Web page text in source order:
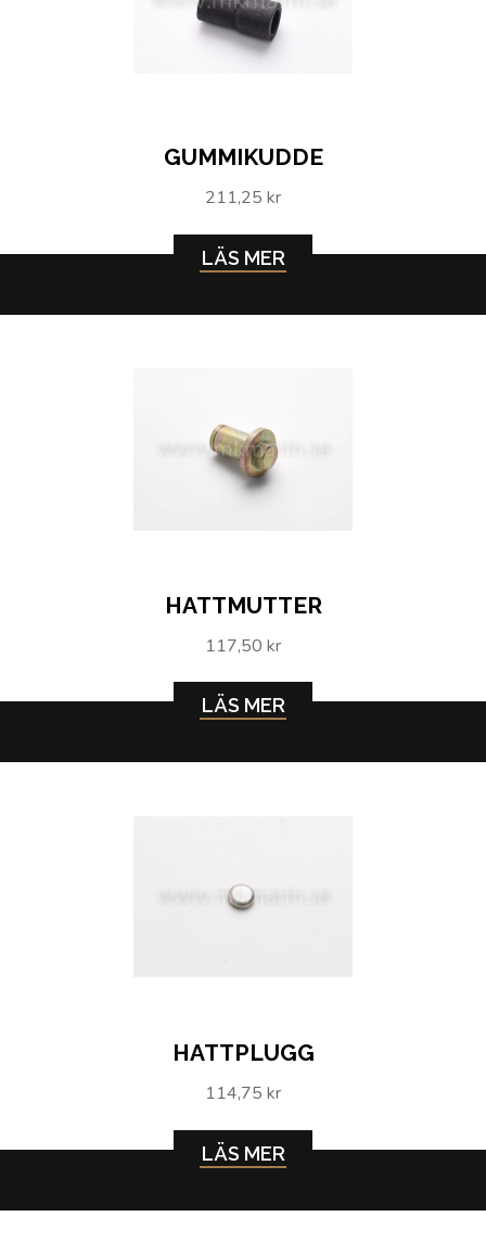
GUMMIKUDDE
211,25 kr
LÄS MER
HATTMUTTER
117,50 kr
LÄS MER
HATTPLUGG
114,75 kr
LÄS MER